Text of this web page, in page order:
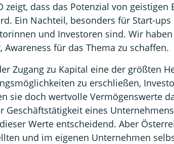
dass das Potenzial von geistigen
Ein Nachteil, besonders für Start-
und Investoren sind. Wir
für das Thema zu schaffen.
Zugang zu Kapital eine der größten
zu erschließen,
sie doch wertvolle Vermögenswerte
eines
Werte entscheidend. Aber
und im eigenen Unternehmen